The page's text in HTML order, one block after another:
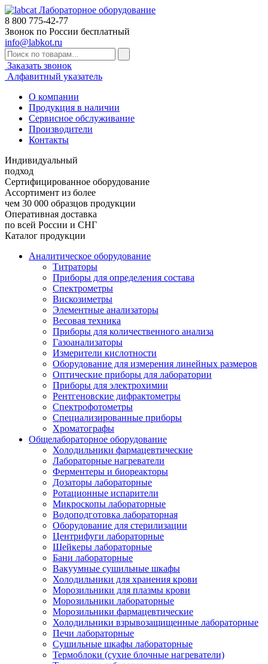
Лабораторное оборудование
8 800 775-42-77
Звонок по России бесплатный
info@labkot.ru
Заказать звонок
Алфавитный указатель
О компании
Продукция в наличии
Сервисное обслуживание
Производители
Контакты
Индивидуальный
подход
Сертифицированное оборудование
Ассортимент из более
чем 30 000 образцов продукции
Оперативная доставка
по всей России и СНГ
Каталог продукции
Аналитическое оборудование
Титраторы
Приборы для определения состава
Спектрометры
Вискозиметры
Элементные анализаторы
Весовая техника
Приборы для количественного анализа
Газоанализаторы
Измерители кислотности
Оборудование для измерения линейных размеров
Оптические приборы для лаборатории
Приборы для электрохимии
Рентгеновские дифрактометры
Спектрофотометры
Специализированные приборы
Хроматографы
Общелабораторное оборудование
Холодильники фармацевтические
Лабораторные нагреватели
Ферментеры и биореакторы
Дозаторы лабораторные
Ротационные испарители
Микроскопы лабораторные
Водоподготовка лабораторная
Оборудование для стерилизации
Центрифуги лабораторные
Шейкеры лабораторные
Бани лабораторные
Вакуумные сушильные шкафы
Холодильники для хранения крови
Морозильники для плазмы крови
Морозильники лабораторные
Морозильники фармацевтические
Холодильники взрывозащищенные лабораторные
Печи лабораторные
Сушильные шкафы лабораторные
Термоблоки (сухие блочные нагреватели)